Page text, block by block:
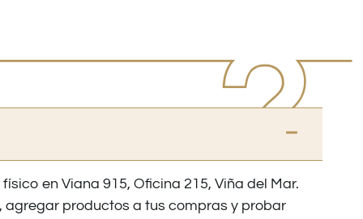
en Viana 915, Oficina 215, Viña del Mar.
agregar productos a tus compras y probar